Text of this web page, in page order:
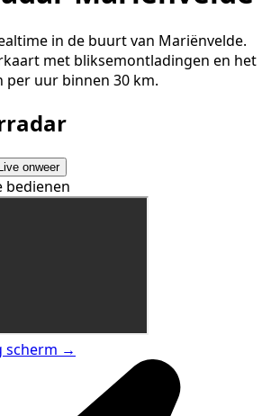
in de buurt van Mariënvelde.
met bliksemontladingen en het
uur binnen 30 km.
Live onweer
bedienen
scherm →